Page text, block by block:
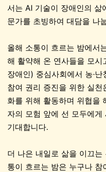
서는 AI 기술이 장애인의 삶
문가를 초빙하여 대담을 나
올해 소통이 흐르는 밤에서
해 활약해 온 연사들을 모시
장애인) 중심사회에서 농·
참여 권리 증진을 위한 실
화를 위해 활동하며 위협을
자의 모험 앞에 선 모두에
기대합니다.
더 나은 내일로 삶을 이끄
통이 흐르는 밤은 누구나